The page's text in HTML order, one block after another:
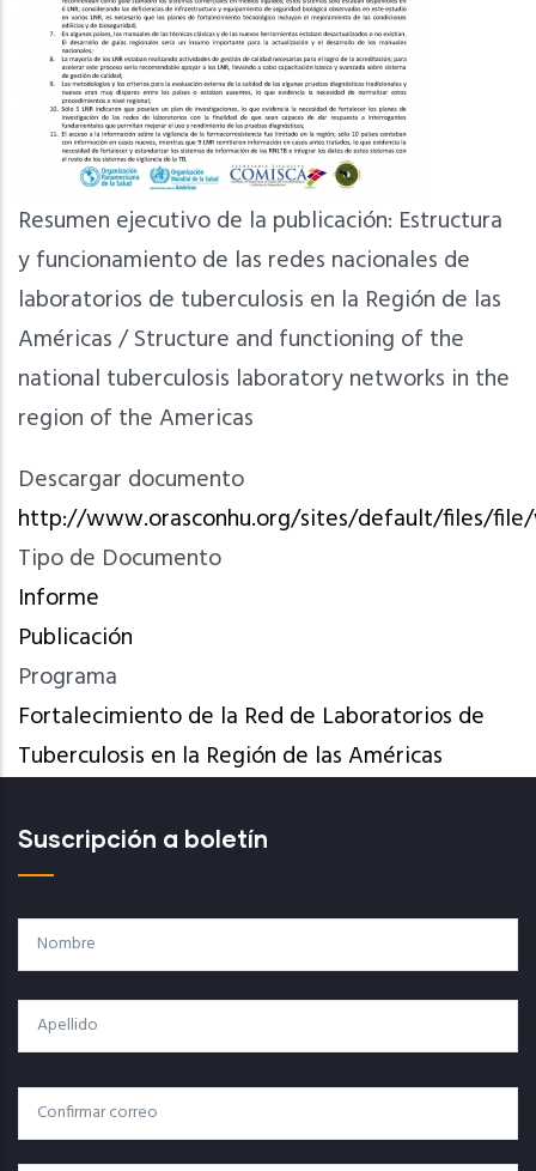
Resumen ejecutivo de la publicación: Estructura
y funcionamiento de las redes nacionales de
laboratorios de tuberculosis en la Región de las
Américas / Structure and functioning of the
national tuberculosis laboratory networks in the
region of the Americas
Descargar documento
http://www.orasconhu.org/sites/default/files/
Tipo de Documento
Informe
Publicación
Programa
Fortalecimiento de la Red de Laboratorios de
Tuberculosis en la Región de las Américas
Suscripción a boletín
Nombre
Apellido
Correo
Electrónico
Correo Electrónico